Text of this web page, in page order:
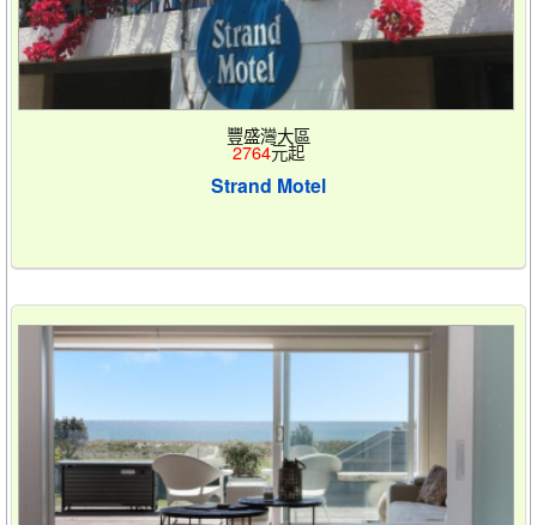
豐盛灣大區
2764元起
Strand Motel